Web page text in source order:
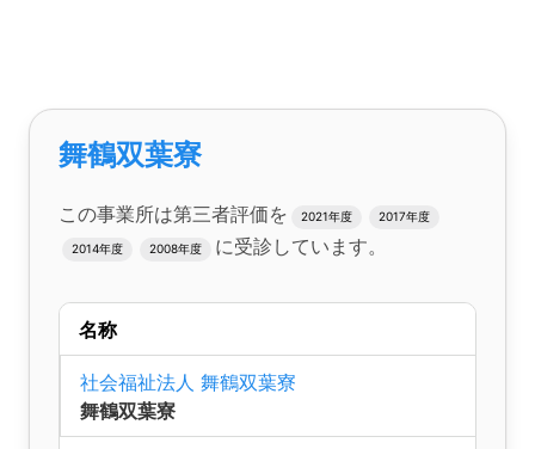
舞鶴双葉寮
この事業所は第三者評価を 2021年度 2017年度
2014年度 2008年度 に受診しています。
名称
社会福祉法人 舞鶴双葉寮
舞鶴双葉寮